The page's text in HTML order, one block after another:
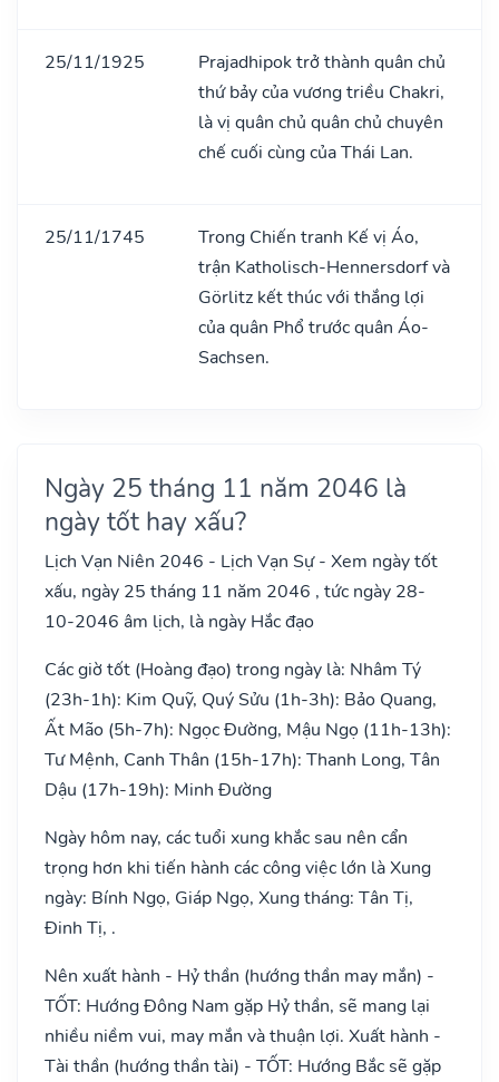
25/11/1925
Prajadhipok trở thành quân chủ
thứ bảy của vương triều Chakri,
là vị quân chủ quân chủ chuyên
chế cuối cùng của Thái Lan.
25/11/1745
Trong Chiến tranh Kế vị Áo,
trận Katholisch-Hennersdorf và
Görlitz kết thúc với thắng lợi
của quân Phổ trước quân Áo-
Sachsen.
Ngày 25 tháng 11 năm 2046 là
ngày tốt hay xấu?
Lịch Vạn Niên 2046 - Lịch Vạn Sự - Xem ngày tốt
xấu, ngày 25 tháng 11 năm 2046 , tức ngày 28-
10-2046 âm lịch, là ngày Hắc đạo
Các giờ tốt (Hoàng đạo) trong ngày là: Nhâm Tý
(23h-1h): Kim Quỹ, Quý Sửu (1h-3h): Bảo Quang,
Ất Mão (5h-7h): Ngọc Đường, Mậu Ngọ (11h-13h):
Tư Mệnh, Canh Thân (15h-17h): Thanh Long, Tân
Dậu (17h-19h): Minh Đường
Ngày hôm nay, các tuổi xung khắc sau nên cẩn
trọng hơn khi tiến hành các công việc lớn là Xung
ngày: Bính Ngọ, Giáp Ngọ, Xung tháng: Tân Tị,
Đinh Tị, .
Nên xuất hành - Hỷ thần (hướng thần may mắn) -
TỐT: Hướng Đông Nam gặp Hỷ thần, sẽ mang lại
nhiều niềm vui, may mắn và thuận lợi. Xuất hành -
Tài thần (hướng thần tài) - TỐT: Hướng Bắc sẽ gặp